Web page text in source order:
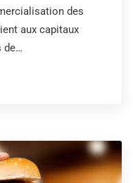
des
aux capitaux
de…